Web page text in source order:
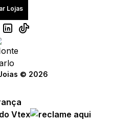
com um Vendedor
Solicite troca ou devolução
com um Vendedor
Solicite troca ou devolução
Lojas
© 2026
com um Vendedor
Solicite troca ou devolução